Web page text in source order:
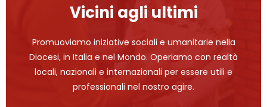
Vicini agli ultimi
Promuoviamo iniziative sociali e umanitarie nella
Diocesi, in Italia e nel Mondo. Operiamo con realtà
locali, nazionali e internazionali per essere utili e
professionali nel nostro agire.